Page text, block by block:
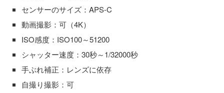
センサーのサイズ：APS-C
動画撮影：可（4K）
ISO感度：ISO100～51200
シャッター速度：30秒～1/32000秒
手ぶれ補正：レンズに依存
自撮り撮影：可